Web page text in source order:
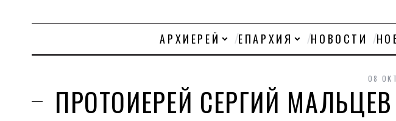
АРХИЕРЕЙ ЕПАРХИЯ НОВОСТИ
08
ПРОТОИЕРЕЙ СЕРГИЙ